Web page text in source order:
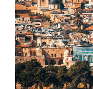
veilige
stoel
kritiek
te
hebben””